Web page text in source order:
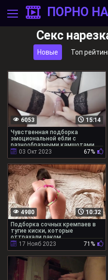
ПОРНО
Секс
Новые Топ
15:14
6053
Чувственная подборка
эмоциональной ебли с
разнообразными камшотами
03 Окт 2023
67%
10:32
4980
Подборка сочных кремпаев в
тугие киски, которые
оттрахали раком
17 Нояб 2023
71%